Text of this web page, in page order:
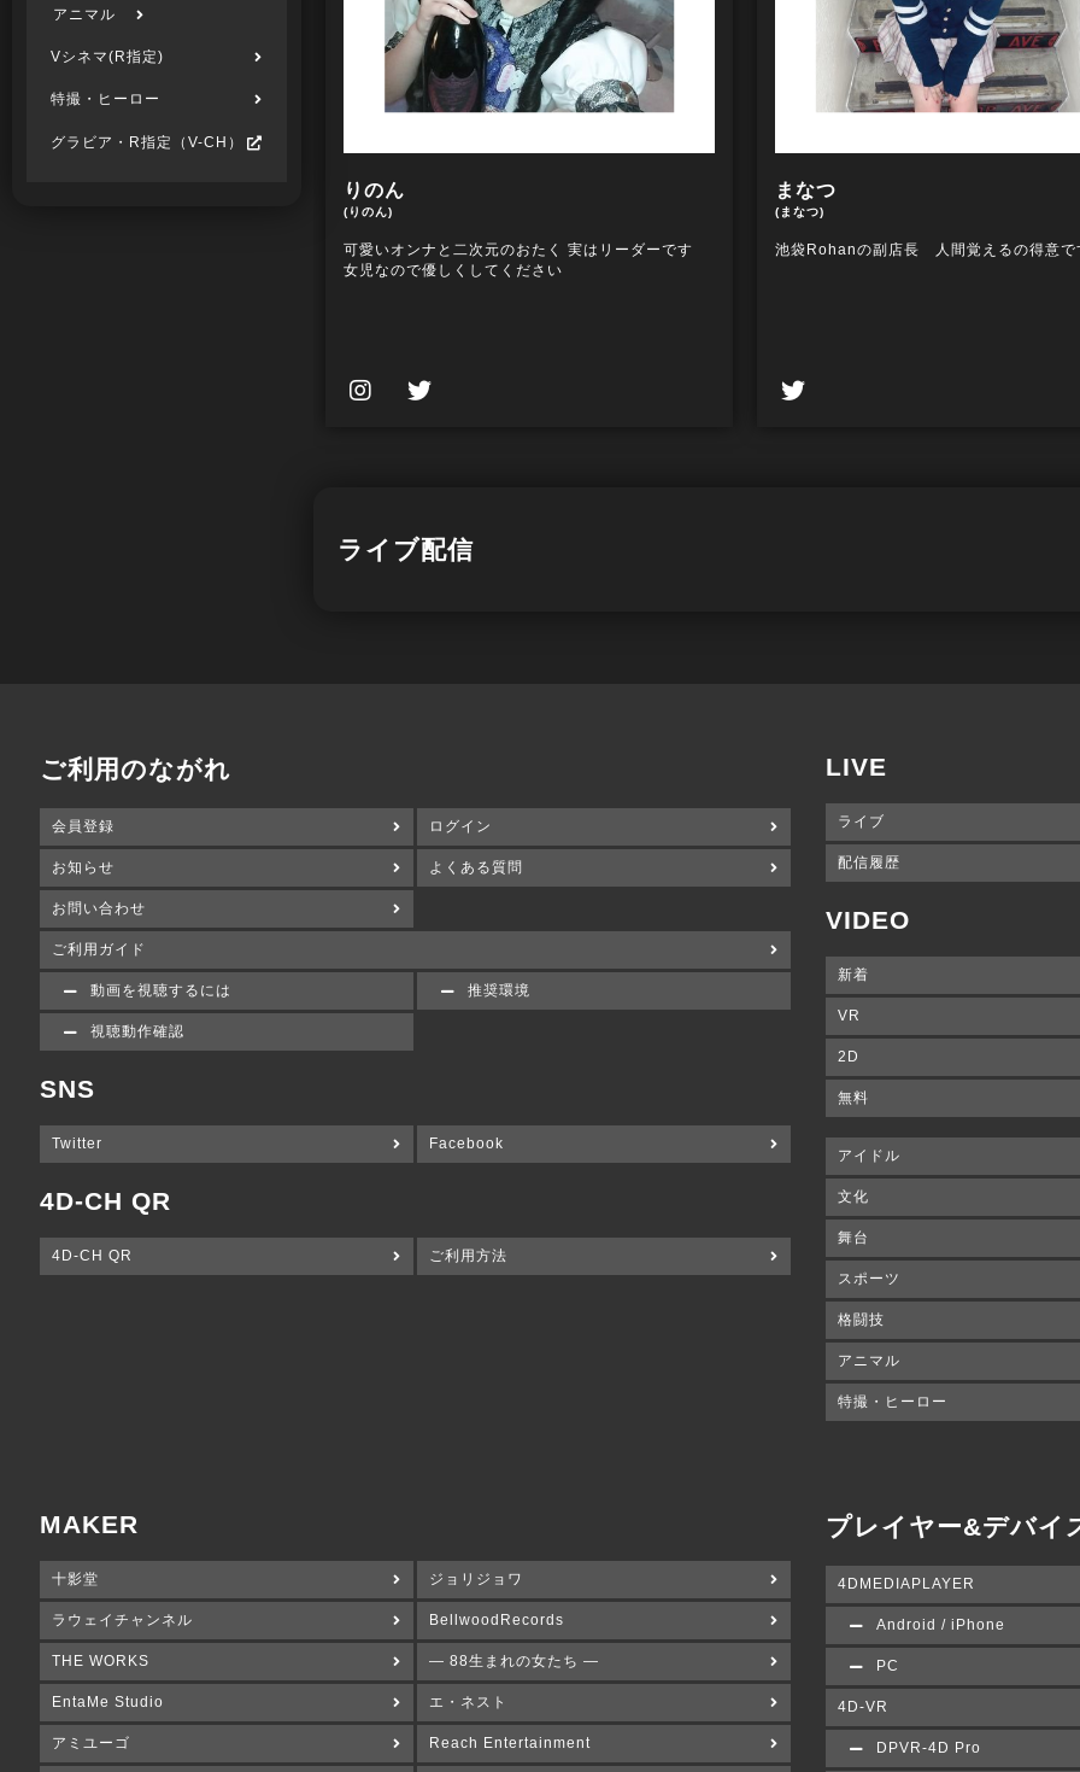
アニマル
Vシネマ(R指定)
特撮・ヒーロー
グラビア・R指定（V-CH）
りのん
(りのん)
可愛いオンナと二次元のおたく 実はリーダーです
女児なので優しくしてください
まなつ
(まなつ)
池袋Rohanの副店長 人間覚えるの得意で
ライブ配信
ご利用のながれ
会員登録 ログイン
お知らせ よくある質問
お問い合わせ
ご利用ガイド
動画を視聴するには 推奨環境
視聴動作確認
SNS
Twitter Facebook
4D-CH QR
4D-CH QR ご利用方法
LIVE
ライブ
配信履歴
VIDEO
新着
VR
2D
無料
アイドル
文化
舞台
スポーツ
格闘技
アニマル
特撮・ヒーロー
MAKER
十影堂 ジョリジョワ
ラウェイチャンネル BellwoodRecords
THE WORKS ― 88生まれの女たち ―
EntaMe Studio エ・ネスト
アミユーゴ Reach Entertainment
プレイヤー&デバイ
4DMEDIAPLAYER
Android / iPhone
PC
4D-VR
DPVR-4D Pro